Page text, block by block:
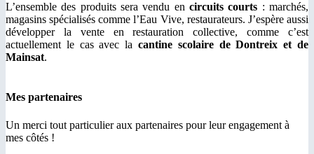
L’ensemble des produits sera vendu en circuits courts : marchés,
magasins spécialisés comme l’Eau Vive, restaurateurs. J’espère aussi
développer la vente en restauration collective, comme c’est
actuellement le cas avec la cantine scolaire de Dontreix et de
Mainsat.
Mes partenaires
Un merci tout particulier aux partenaires pour leur engagement à
mes côtés !